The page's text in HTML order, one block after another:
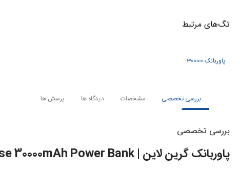
تگ‌های‌ مرتبط
پاوربانک 30000
بررسی تخصصی مشخصات دیدگاه ها پرسش ها
بررسی تخصصی
پاوربانک گرین لاین | Green Lion Power Pulse 30000mAh Power Bank